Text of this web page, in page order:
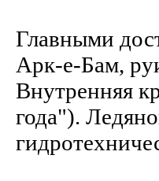
Главными
Арк-е-Бам,
Внутренняя
года").